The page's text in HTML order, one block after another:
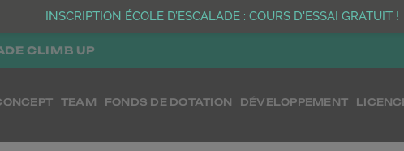
CLIMB UP
TEAM FONDS DE DOTATION DÉVELOPPEMENT
INSCRIPTION ÉCOLE D’ESCALADE : COURS D'ESSAI GRATUIT !